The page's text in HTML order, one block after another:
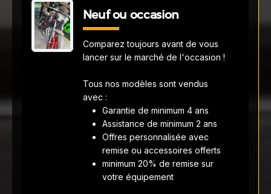
Neuf ou occasion
Comparez toujours avant de vous
lancer sur le marché de l'occasion !
Tous nos modèles sont vendus
avec :
Garantie de minimum 4 ans
Assistance de minimum 2 ans
Offres personnalisée avec
remise ou accessoires offerts
minimum 20% de remise sur
votre équipement